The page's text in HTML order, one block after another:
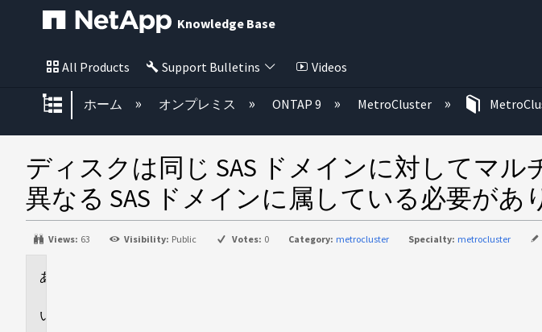
Knowledge Base
All Products Support Bulletins Videos
グローバル階層を展開/折りたたむ
ホーム オンプレミス ONTAP 9 MetroCluster
ディスクは同じ SAS ドメインに対してマ
異なる SAS ドメインに属している必要があ
Views: 63 Visibility: Public Votes: 0 Category: metrocluster Specialty: metrocluster